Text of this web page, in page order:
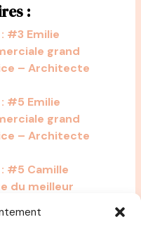
:
#3 Emilie
grand
– Architecte
#5 Emilie
grand
– Architecte
#5 Camille
du meilleur